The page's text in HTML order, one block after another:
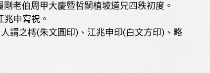
老伯周甲大慶暨哲嗣植坡道兄四秩初度。
申寫祝。
謂之樗(朱文圓印)、江兆申印(白文方印)、略